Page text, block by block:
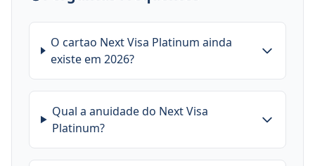
O cartao Next Visa Platinum ainda
existe em 2026?
Qual a anuidade do Next Visa
Platinum?